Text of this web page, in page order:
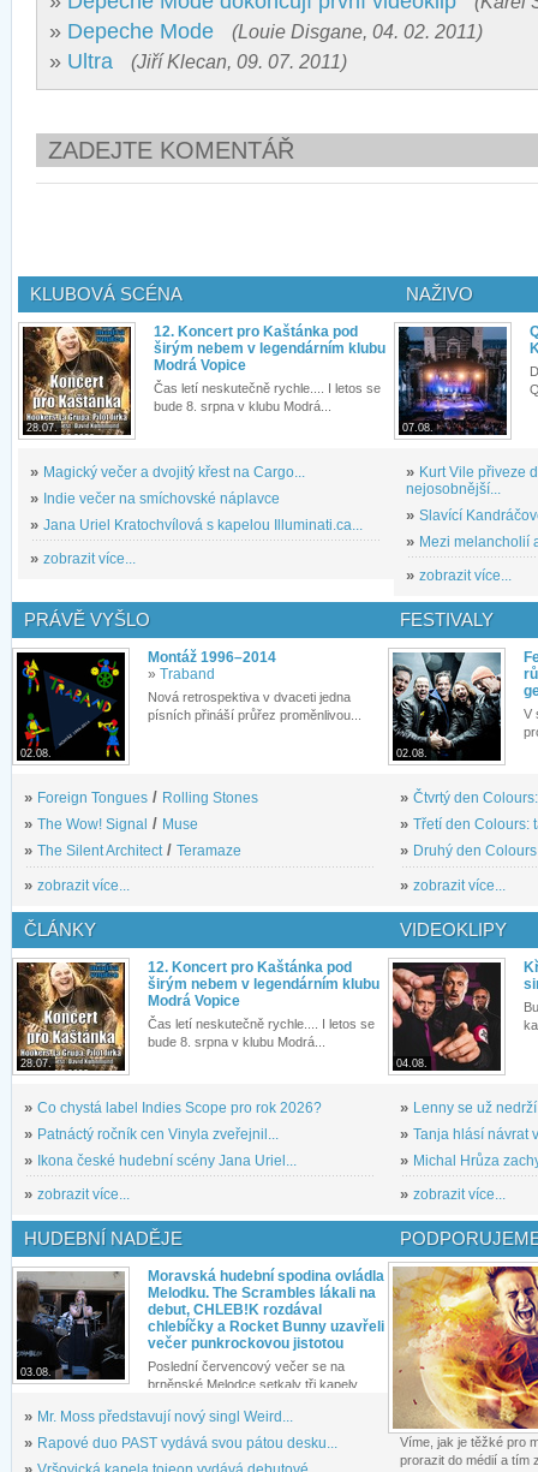
» Depeche Mode (Louie Disgane, 04. 02. 2011)
» Ultra (Jiří Klecan, 09. 07. 2011)
ZADEJTE KOMENTÁŘ
KLUBOVÁ SCÉNA
28.07.
12. Koncert pro Kaštánka pod
širým nebem v legendárním klubu
Modrá Vopice
Čas letí neskutečně rychle.... I letos se
bude 8. srpna v klubu Modrá...
» Magický večer a dvojitý křest na Cargo...
» Indie večer na smíchovské náplavce
» Jana Uriel Kratochvílová s kapelou Illuminati.ca...
» zobrazit více...
NAŽIVO
07.08.
» Kurt Vile přiveze
nejosobnější...
» Slavící
» Mezi melancholií
» zobrazit více...
PRÁVĚ VYŠLO
02.08.
Montáž 1996–2014
» Traband
Nová retrospektiva v dvaceti jedna
písních přináší průřez proměnlivou...
» Foreign Tongues / Rolling Stones
» The Wow! Signal / Muse
» The Silent Architect/ Teramaze
» zobrazit více...
FESTIVALY
02.08.
V
» Čtvrtý den
» Třetí den Colours:
» Druhý den
» zobrazit více...
ČLÁNKY
28.07.
12. Koncert pro Kaštánka pod
širým nebem v legendárním klubu
Modrá Vopice
Čas letí neskutečně rychle.... I letos se
bude 8. srpna v klubu Modrá...
» Co chystá label Indies Scope pro rok 2026?
» Patnáctý ročník cen Vinyla zveřejnil...
» Ikona české hudební scény Jana Uriel...
» zobrazit více...
VIDEOKLIPY
04.08.
» Lenny se už
» Tanja hlásí návrat
» Michal Hrůza
» zobrazit více...
HUDEBNÍ NADĚJE
03.08.
Moravská hudební spodina ovládla
Melodku. The Scrambles lákali na
debut, CHLEB!K rozdával
chlebíčky a Rocket Bunny uzavřeli
večer punkrockovou jistotou
Poslední červencový večer se na
brněnské Melodce setkaly tři kapely...
» Mr. Moss představují nový singl Weird...
» Rapové duo PAST vydává svou pátou desku...
Víme, jak je těžké pro
prorazit do médií a tím